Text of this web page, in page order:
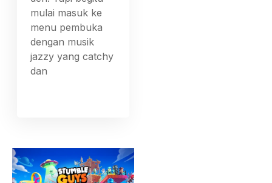
mulai masuk ke
menu pembuka
dengan musik
jazzy yang catchy
dan